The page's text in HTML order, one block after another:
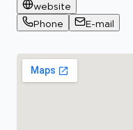
website
Phone
E-mail